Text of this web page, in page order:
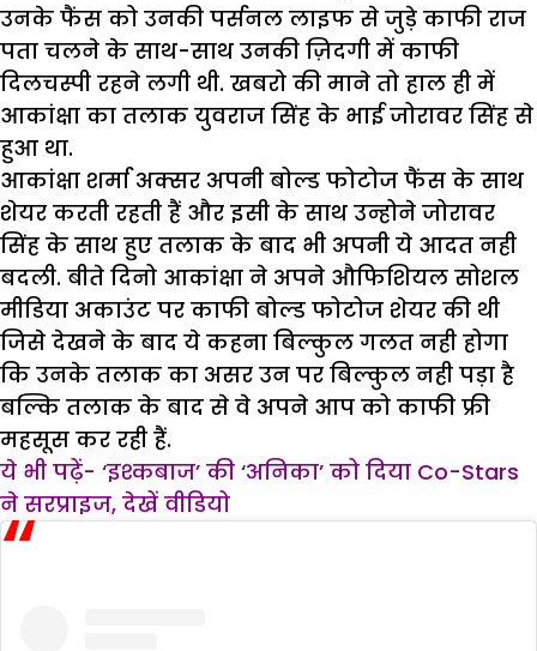
उनके फैंस को उनकी पर्सनल लाइफ से जुड़े काफी राज
पता चलने के साथ-साथ उनकी ज़िदगी में काफी
दिलचस्पी रहने लगी थी. खबरो की माने तो हाल ही में
आकांक्षा का तलाक युवराज सिंह के भाई जोरावर सिंह से
हुआ था.
आकांक्षा शर्मा अक्सर अपनी बोल्ड फोटोज फैंस के साथ
शेयर करती रहती हैं और इसी के साथ उन्होने जोरावर
सिंह के साथ हुए तलाक के बाद भी अपनी ये आदत नही
बदली. बीते दिनो आकांक्षा ने अपने औफिशियल सोशल
मीडिया अकाउंट पर काफी बोल्ड फोटोज शेयर की थी
जिसे देखने के बाद ये कहना बिल्कुल गलत नही होगा
कि उनके तलाक का असर उन पर बिल्कुल नही पड़ा है
बल्कि तलाक के बाद से वे अपने आप को काफी फ्री
महसूस कर रही हैं.
ये भी पढ़ें- ‘इश्कबाज’ की ‘अनिका’ को दिया Co-Stars
ने सरप्राइज, देखें वीडियो